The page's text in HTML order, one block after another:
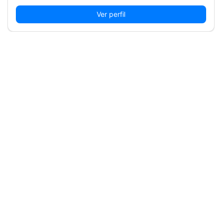
Ver perfil